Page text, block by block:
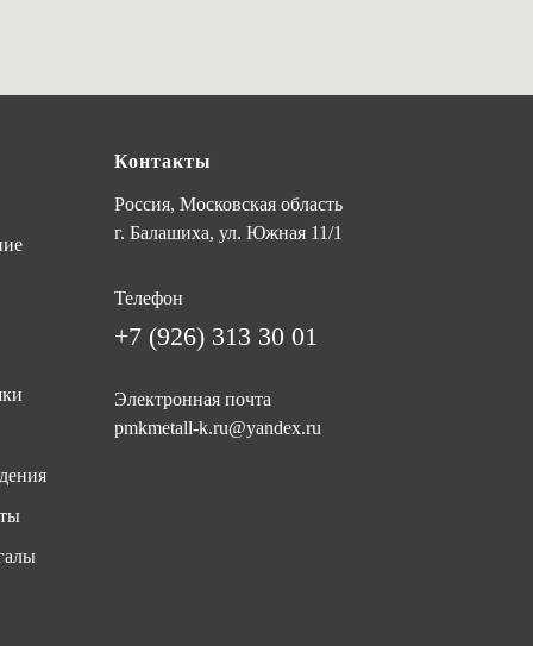
Контакты
Россия, Московская область
г. Балашиха, ул. Южная 11/1
Телефон
+7 (926) 313 30 01
Электронная почта
pmkmetall-k.ru@yandex.ru